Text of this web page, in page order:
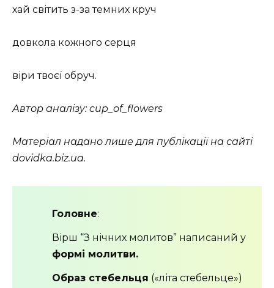
хай світить з-за темних круч
довкола кожного серця
віри твоєї обруч.
Автор аналізу: cup_of_flowers
Матеріал надано лише для публікації на сайті
dovidka.biz.ua.
Головне:
Вірш “З нічних молитов” написаний у
формі молитви.
Образ стебельця («літа стебельце»)